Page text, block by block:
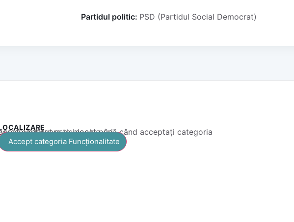
Partidul politic: PSD (Partidul Social Democrat)
conținut este blocat până când acceptați categoria corespunzătoare de cookie-uri.
Accept categoria Funcționalitate